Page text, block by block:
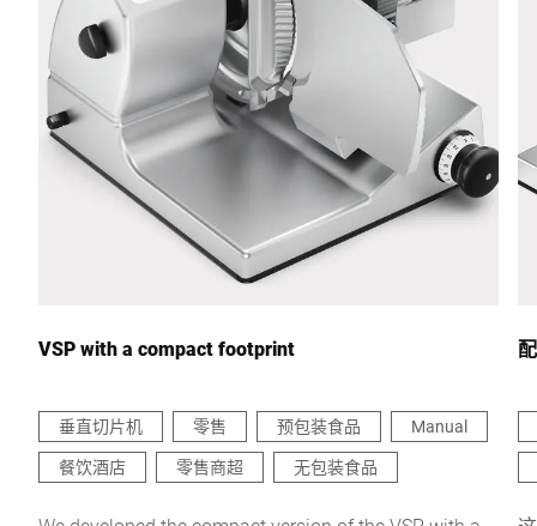
城市 *
国家 *
我在此确认我同意使用我的数据处理此请求。可以在
VSP with a compact footprint
垂直切片机 零售 预包装食品
Manual
餐饮酒店
零售商超 无包装食品